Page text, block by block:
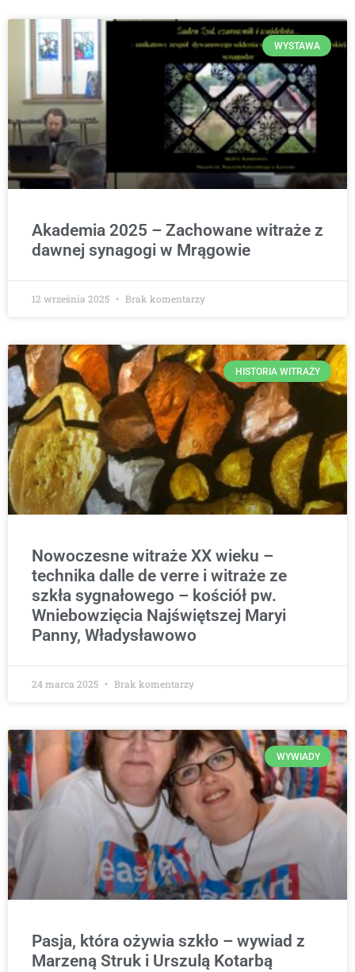
WYSTAWA
Akademia 2025 – Zachowane witraże z
dawnej synagogi w Mrągowie
12 września 2025 Brak komentarzy
HISTORIA WITRAŻY
Nowoczesne witraże XX wieku –
technika dalle de verre i witraże ze
szkła sygnałowego – kościół pw.
Wniebowzięcia Najświętszej Maryi
Panny, Władysławowo
24 marca 2025 Brak komentarzy
WYWIADY
Pasja, która ożywia szkło – wywiad z
Marzeną Struk i Urszulą Kotarbą